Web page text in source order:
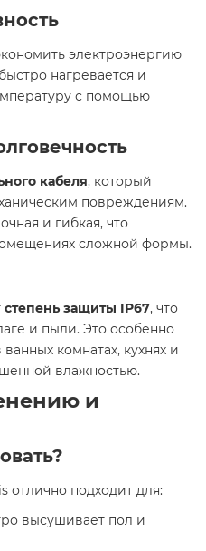
электроэнергию
нагревается и
с помощью
кабеля, который
повреждениям.
и гибкая, что
сложной формы.
степень защиты IP67, что
и пыли. Это особенно
комнатах, кухнях и
влажностью.
и
отлично подходит для:
высушивает пол и